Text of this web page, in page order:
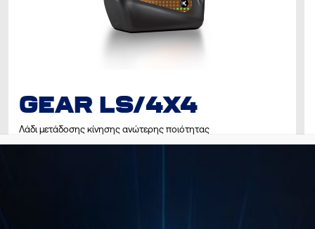
GEAR LS/4X4
Λάδι μετάδοσης κίνησης ανώτερης ποιότητας